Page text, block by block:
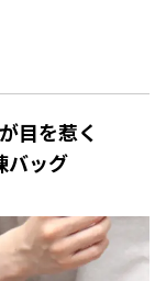
目を惹く
バッグ